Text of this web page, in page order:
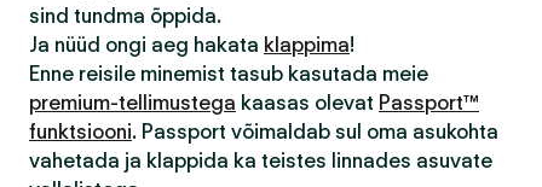
sind tundma õppida.
Ja nüüd ongi aeg hakata klappima!
Enne reisile minemist tasub kasutada meie
premium-tellimustega kaasas olevat Passport™
funktsiooni. Passport võimaldab sul oma asukohta
vahetada ja klappida ka teistes linnades asuvate